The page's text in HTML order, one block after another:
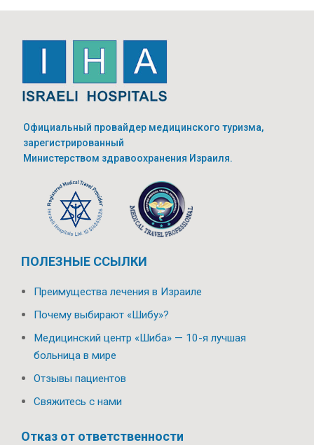
Официальный провайдер медицинского туризма,
зарегистрированный
Министерством здравоохранения Израиля.
ПОЛЕЗНЫЕ ССЫЛКИ
Преимущества лечения в Израиле
Почему выбирают «Шибу»?
Медицинский центр «Шиба» — 10-я лучшая
больница в мире
Отзывы пациентов
Свяжитесь с нами
Отказ от ответственности